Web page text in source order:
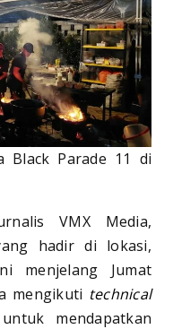
Black Parade 11 di
VMX Media,
hadir di lokasi,
menjelang Jumat
mengikuti technical
mendapatkan